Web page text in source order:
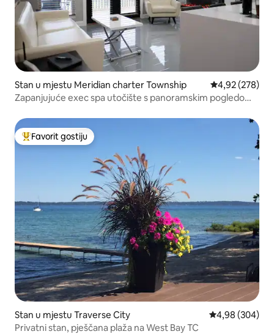
Stan u mjestu Meridian charter Township Prosječna
4,92 (278)
Zapanjujuće exec spa utočište s panoramskim pogledom
Glavni favorit gostiju
Favorit gostiju
Stan u mjestu Traverse City Prosječna
4,98 (304)
Privatni stan, pješčana plaža na West Bay TC